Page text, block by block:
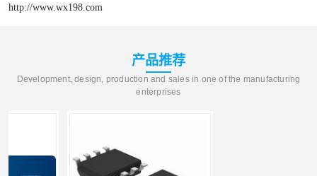
http://www.wx198.com
产品推荐
Development, design, production and sales in one of the manufacturing
enterprises